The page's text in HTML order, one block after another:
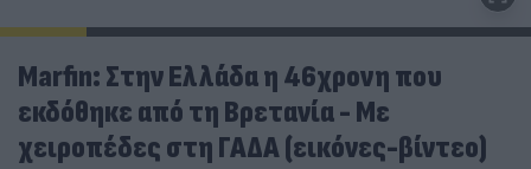
Marfin: Στην Ελλάδα η 46χρονη που
εκδόθηκε από τη Βρετανία - Με
χειροπέδες στη ΓΑΔΑ (εικόνες-βίντεο)